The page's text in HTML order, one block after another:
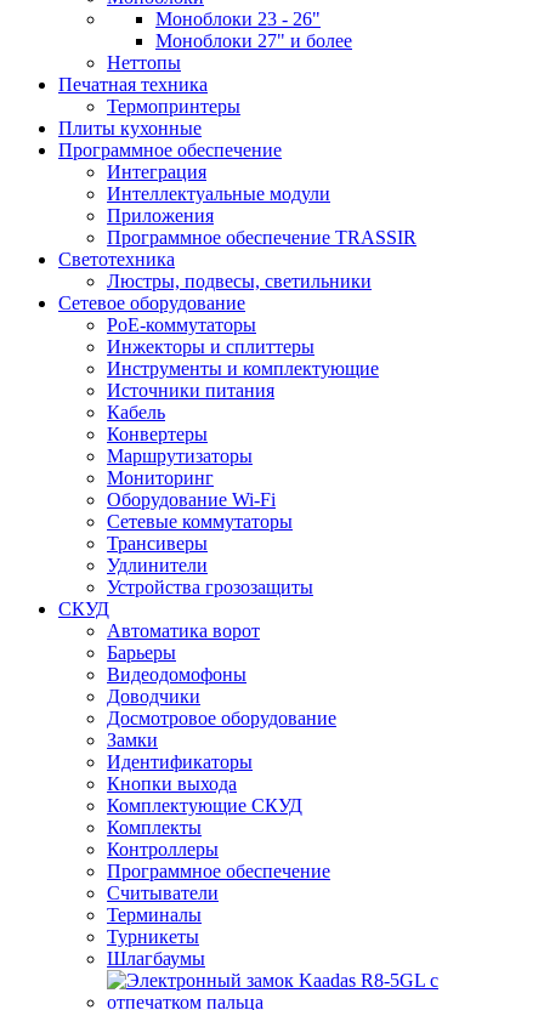
Моноблоки 23 - 26"
Моноблоки 27" и более
Неттопы
Печатная техника
Термопринтеры
Плиты кухонные
Программное обеспечение
Интеграция
Интеллектуальные модули
Приложения
Программное обеспечение TRASSIR
Светотехника
Люстры, подвесы, светильники
Сетевое оборудование
PoE-коммутаторы
Инжекторы и сплиттеры
Инструменты и комплектующие
Источники питания
Кабель
Конвертеры
Маршрутизаторы
Мониторинг
Оборудование Wi-Fi
Сетевые коммутаторы
Трансиверы
Удлинители
Устройства грозозащиты
СКУД
Автоматика ворот
Барьеры
Видеодомофоны
Доводчики
Досмотровое оборудование
Замки
Идентификаторы
Кнопки выхода
Комплектующие СКУД
Комплекты
Контроллеры
Программное обеспечение
Считыватели
Терминалы
Турникеты
Шлагбаумы